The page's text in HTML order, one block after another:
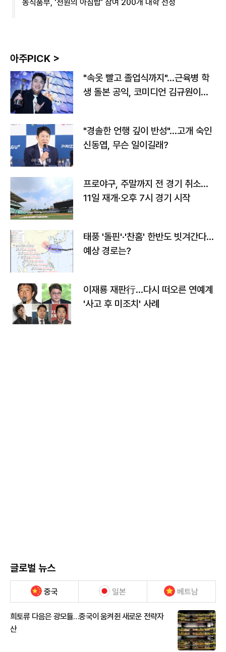
농식품부, '천원의 아침밥' 참여 200개 대학 선정
아주PICK >
"속옷 빨고 졸업식까지"…근육병 학
생 돌본 공익, 코미디언 김규원이었
"경솔한 언행 깊이 반성"…고개 숙인
신동엽, 무슨 일이길래?
프로야구, 주말까지 전 경기 취소…
11일 재개·오후 7시 경기 시작
태풍 '돌핀'·'찬홈' 한반도 빗겨간다…
예상 경로는?
이재룡 재판行…다시 떠오른 연예계
'사고 후 미조치' 사례
글로벌 뉴스
중국 일본 베트남
희토류 다음은 광모듈…중국이 움켜쥔 새로운 전략자
산